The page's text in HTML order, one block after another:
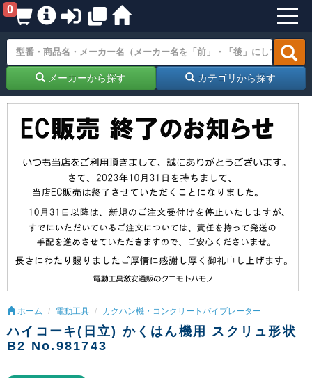
0
メーカーから探す カテゴリから探す
ホーム 電動工具 カクハン機・コンクリートバイブレーター
ハイコーキ(日立) かくはん機用 スクリュ形状
B2 No.981743